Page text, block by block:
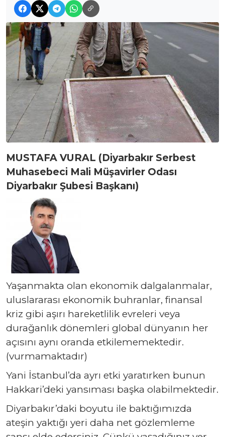
MUSTAFA VURAL (Diyarbakır Serbest
Muhasebeci Mali Müşavirler Odası
Diyarbakır Şubesi Başkanı)
Yaşanmakta olan ekonomik dalgalanmalar,
uluslararası ekonomik buhranlar, finansal
kriz gibi aşırı hareketlilik evreleri veya
durağanlık dönemleri global dünyanın her
açısını aynı oranda etkilememektedir.
(vurmamaktadır)
Yani İstanbul’da ayrı etki yaratırken bunun
Hakkari’deki yansıması başka olabilmektedir.
Diyarbakır’daki boyutu ile baktığımızda
ateşin yaktığı yeri daha net gözlemleme